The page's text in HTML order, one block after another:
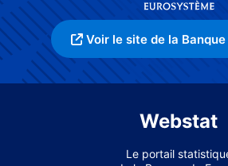
Voir le site de la
Webstat
Le portail